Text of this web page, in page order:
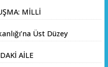
MİLLİ
Üst Düzey
AİLE